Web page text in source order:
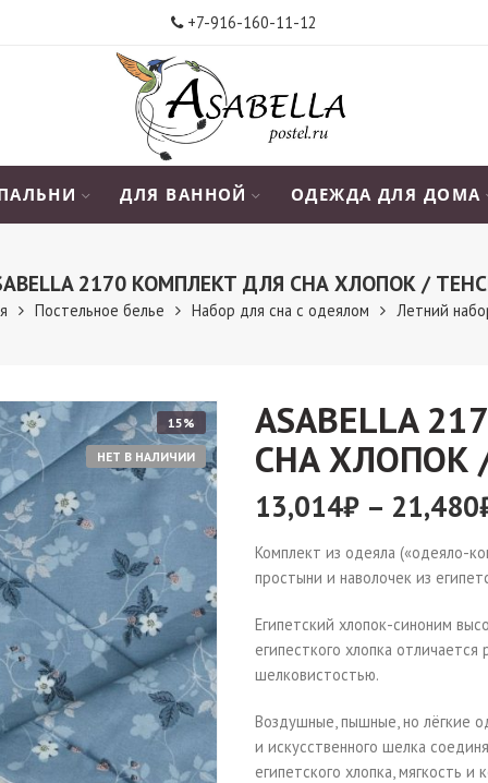
+7-916-160-11-12
ДЛЯ ВАННОЙ ОДЕЖДА ДЛЯ ДОМА
2170 КОМПЛЕКТ ДЛЯ СНА ХЛОПОК /
Постельное белье Набор для сна с одеялом Летний
15%
НЕТ В НАЛИЧИИ
ASABELLA
СНА ХЛОПОК
13,014₽ – 21,480
Комплект из одеяла («одеяло-
простыни и наволочек из
Египетский хлопок-синоним
египесткого хлопка
шелковистостью.
Воздушные, пышные, но лёгкие
и искусственного шелка
египетского хлопка, мягкость